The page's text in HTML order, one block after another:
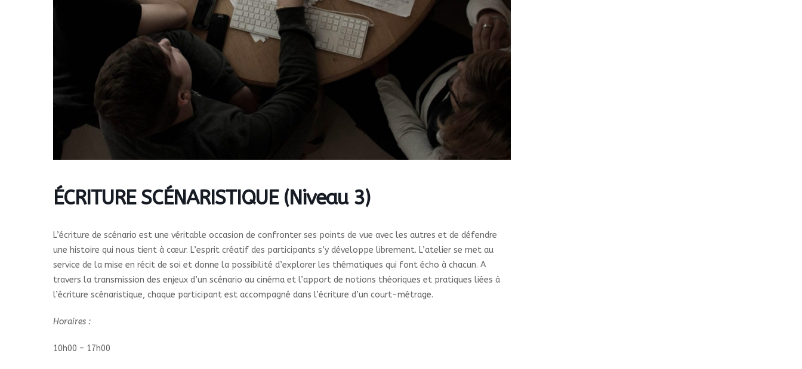
ÉCRITURE SCÉNARISTIQUE (Niveau 3)
L’écriture de scénario est une véritable occasion de confronter ses points de vue avec les autres et de défendre
une histoire qui nous tient à cœur. L’esprit créatif des participants s’y développe librement. L’atelier se met au
service de la mise en récit de soi et donne la possibilité d’explorer les thématiques qui font écho à chacun. A
travers la transmission des enjeux d’un scénario au cinéma et l’apport de notions théoriques et pratiques liées à
l’écriture scénaristique, chaque participant est accompagné dans l’écriture d’un court-métrage.
Horaires :
10h00 – 17h00